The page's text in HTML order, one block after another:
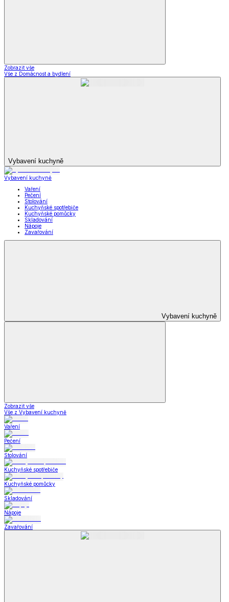
Zobrazit vše
Vše z Domácnost a bydlení
Vybavení kuchyně
Vybavení kuchyně
Vaření
Pečení
Stolování
Kuchyňské spotřebiče
Kuchyňské pomůcky
Skladování
Nápoje
Zavařování
Vybavení kuchyně
Zobrazit vše
Vše z Vybavení kuchyně
Vaření
Pečení
Stolování
Kuchyňské spotřebiče
Kuchyňské pomůcky
Skladování
Nápoje
Zavařování